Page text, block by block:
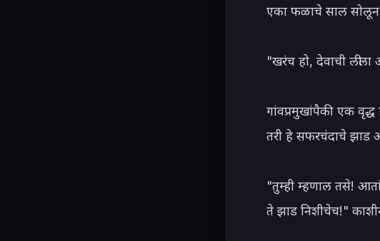
एका फळाचे साल सोलून
"खरंच हो, देवाची
गांवप्रमुखांपैकी एक
तरी हे सफरचंदाचे झाड
"तुम्ही म्हणाल तसे!
ते झाड निशीचेच!"